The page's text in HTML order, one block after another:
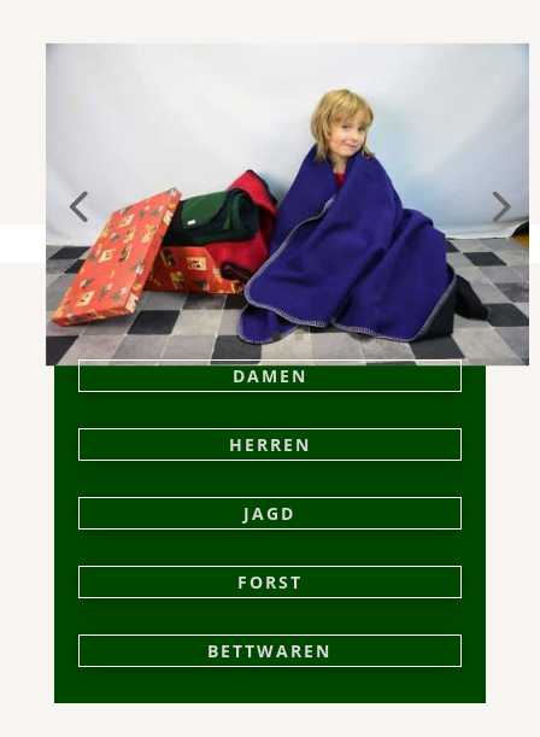
DAMEN
HERREN
JAGD
FORST
BETTWAREN